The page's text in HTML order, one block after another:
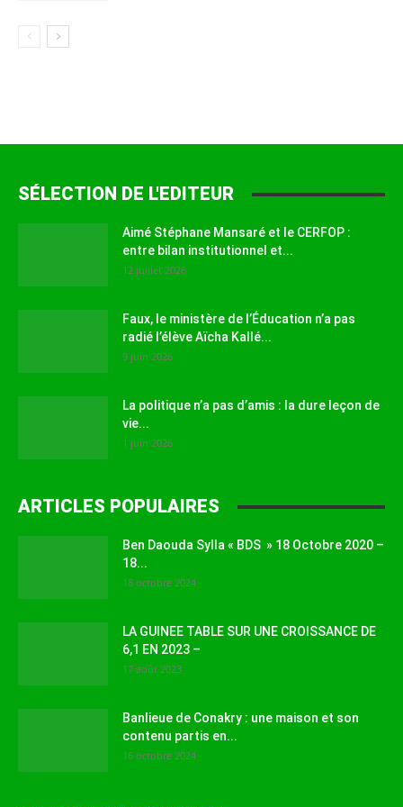
SÉLECTION DE L'EDITEUR
Aimé Stéphane Mansaré et le CERFOP :
entre bilan institutionnel et...
12 juillet 2026
Faux, le ministère de l’Éducation n’a pas
radié l’élève Aïcha Kallé...
9 juin 2026
La politique n’a pas d’amis : la dure leçon de
vie...
1 juin 2026
ARTICLES POPULAIRES
Ben Daouda Sylla « BDS » 18 Octobre 2020 –
18...
18 octobre 2024
LA GUINEE TABLE SUR UNE CROISSANCE DE
6,1 EN 2023 –
17 août 2023
Banlieue de Conakry : une maison et son
contenu partis en...
16 octobre 2024